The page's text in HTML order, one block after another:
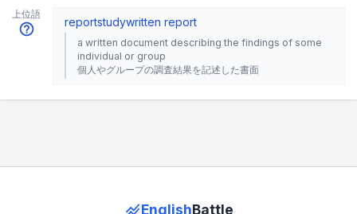
上位語
reportstudywritten report
a written document describing the findings of some
individual or group
個人やグループの調査結果を記述した書面
EnglishBattle